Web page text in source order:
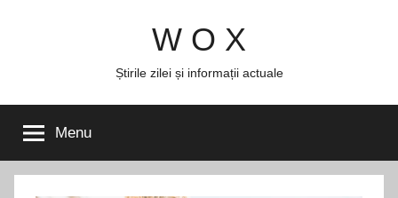
W O X
Știrile zilei și informații actuale
Menu